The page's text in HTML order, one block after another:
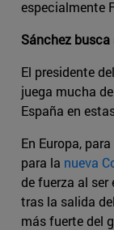
especialmente
Sánchez
El presidente
juega mucha
España en
En Europa,
para la nueva
de fuerza al ser
tras la salida
más fuerte del